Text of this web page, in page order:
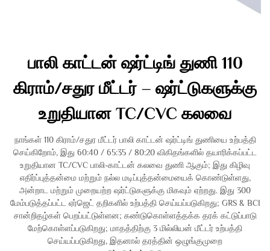
பாலி காட்டன் ஷர்ட்டிங் துணி 110
கிராம்/சதுர மீட்டர் – ஷர்ட்டுகளுக்கு
உறுதியான TC/CVC கலவை
நாங்கள் 110 கிராம்/சதுர மீட்டர் பாலி காட்டன் ஷர்ட்டிங் துணியை உற்பத்தி
செய்கிறோம், இது 60:40 / 65:35 / 80:20 விகிதங்களில் தயாரிக்கப்பட்ட
உறுதியான TC/CVC பாலி-காட்டன் கலவை துணி ஆகும்; இது கிழிவு
எதிர்ப்புத்தன்மை மற்றும் நல்ல மடிப்புத்தன்மையைக் கொண்டுள்ளது,
அன்றாட மற்றும் முறையற்ற ஷர்ட்டுகளுக்கு மிகவும் ஏற்றது. இது 300
மேம்படுத்தப்பட்ட ஏர்ஜெட் தறிகளில் உற்பத்தி செய்யப்படுகிறது; GRS & BCI
சான்றிதழ்கள் பெறப்பட்டுள்ளன; கண்டுகொள்ளத்தக்க தரக் கட்டுப்பாடு
மேற்கொள்ளப்படுகிறது; மாதத்திற்கு 3 மில்லியன் மீட்டர் உற்பத்தி
செய்யப்படுகிறது, இதனால் தரத்தின் ஒழுங்குமுறை